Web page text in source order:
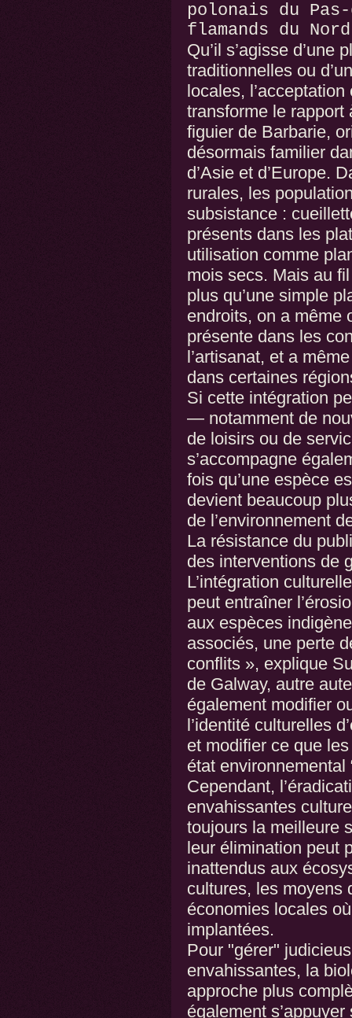
polonais du
flamands du
Qu’il s’agisse d’une
traditionnelles ou
locales,
transforme le rapport
figuier de Barbarie,
désormais familier
d’Asie et d’Europe.
rurales, les
subsistance :
présents dans les
utilisation comme
mois secs. Mais au
plus qu’une simple
endroits, on a même
présente dans les
l’artisanat, et a
dans certaines
Si cette intégration
— notamment de
de loisirs ou de
s’accompagne
fois qu’une espèce
devient beaucoup
de l’environnement
La résistance du
des interventions de
L’intégration
peut entraîner
aux espèces
associés, une perte
conflits », explique
de Galway, autre
également modifier
l’identité culturelles
et modifier ce que
état environnemental
Cependant,
envahissantes
toujours la meilleure
leur élimination peut
inattendus aux
cultures, les moyens
économies locales
implantées.
Pour "gérer"
envahissantes, la
approche plus
également